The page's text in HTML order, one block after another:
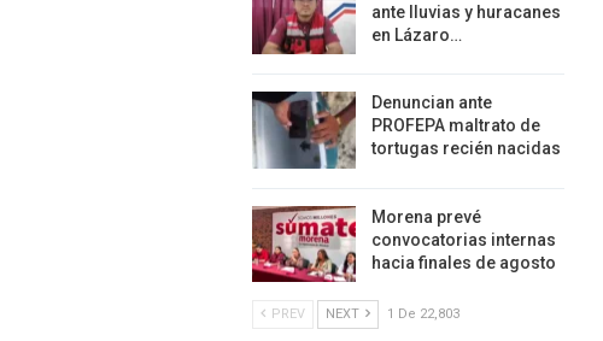
ante lluvias y huracanes
en Lázaro…
Denuncian ante
PROFEPA maltrato de
tortugas recién nacidas
Morena prevé
convocatorias internas
hacia finales de agosto
PREV NEXT 1 De 22,803